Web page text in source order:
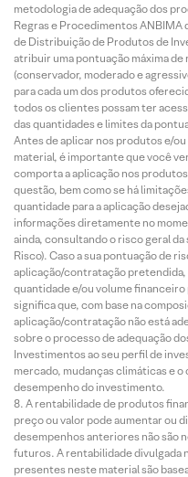
metodologia de adequação dos
Regras e Procedimentos ANBIMA
de Distribuição de Produtos de
atribuir uma pontuação máxima
(conservador, moderado e
para cada um dos produtos
todos os clientes possam ter
das quantidades e limites da
Antes de aplicar nos produtos e/
material, é importante que você
comporta a aplicação nos
questão, bem como se há
quantidade para a aplicação
informações diretamente no
ainda, consultando o risco geral
Risco). Caso a sua pontuação de
aplicação/contratação pretendida,
quantidade e/ou volume
significa que, com base na
aplicação/contratação não está
sobre o processo de adequação
Investimentos ao seu perfil de
mercado, mudanças climáticas e
desempenho do investimento.
A rentabilidade de produtos
preço ou valor pode aumentar ou
desempenhos anteriores não são
futuros. A rentabilidade divulgada
presentes neste material são